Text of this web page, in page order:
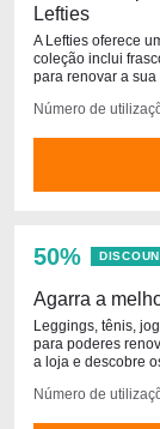
Lefties
A Lefties oferece
coleção inclui
para renovar a
Número de
50%
Agarra a
Leggings, tênis,
para poderes
a loja e descobre
Número de